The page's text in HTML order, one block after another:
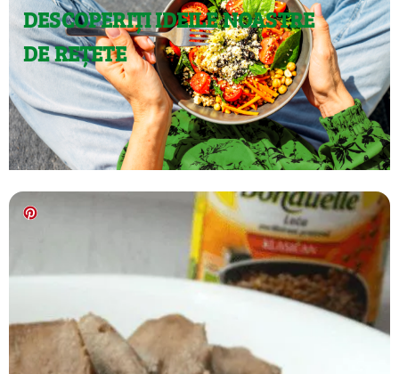
DESCOPERIȚI IDEILE NOASTRE
DE REȚETE